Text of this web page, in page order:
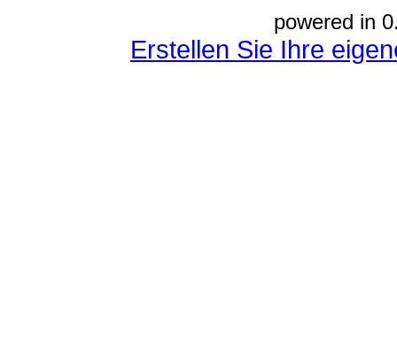
powered in
Erstellen Sie Ihre